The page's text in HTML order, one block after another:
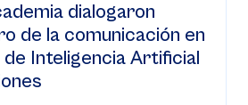
dialogaron
de la comunicación en
de Inteligencia Artificial